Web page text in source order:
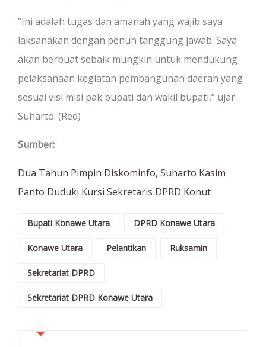
“Ini adalah tugas dan amanah yang wajib saya
laksanakan dengan penuh tanggung jawab. Saya
akan berbuat sebaik mungkin untuk mendukung
pelaksanaan kegiatan pembangunan daerah yang
sesuai visi misi pak bupati dan wakil bupati,” ujar
Suharto. (Red)
Sumber:
Dua Tahun Pimpin Diskominfo, Suharto Kasim
Panto Duduki Kursi Sekretaris DPRD Konut
Bupati Konawe Utara DPRD Konawe Utara
Konawe Utara Pelantikan Ruksamin
Sekretariat DPRD
Sekretariat DPRD Konawe Utara